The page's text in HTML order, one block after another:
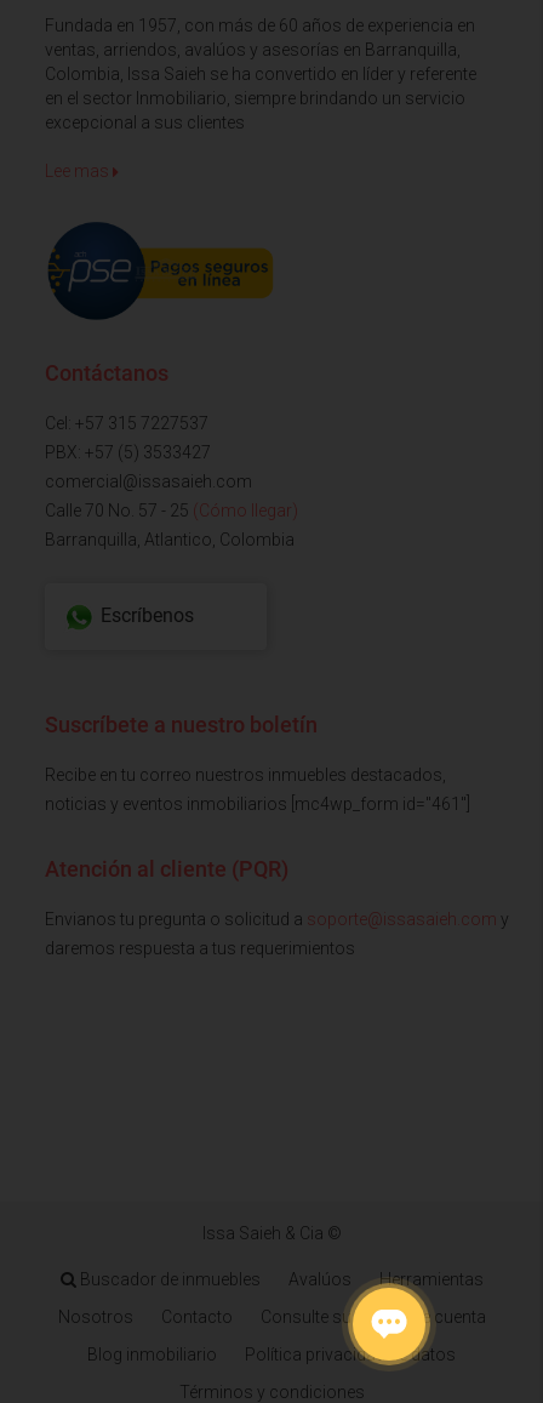
Fundada en 1957, con más de 60 años de experiencia en
ventas, arriendos, avalúos y asesorías en Barranquilla,
Colombia, Issa Saieh se ha convertido en líder y referente
en el sector Inmobiliario, siempre brindando un servicio
excepcional a sus clientes
Lee mas
Contáctanos
Cel: +57 315 7227537
PBX: +57 (5) 3533427
comercial@issasaieh.com
Calle 70 No. 57 - 25 (Cómo llegar)
Barranquilla, Atlantico, Colombia
Escríbenos
Suscríbete a nuestro boletín
Recibe en tu correo nuestros inmuebles destacados,
noticias y eventos inmobiliarios [mc4wp_form id="461"]
Atención al cliente (PQR)
Envianos tu pregunta o solicitud a soporte@issasaieh.com y
daremos respuesta a tus requerimientos
Issa Saieh & Cia ©
Buscador de inmuebles Avalúos
Herramientas
Nosotros
Contacto
Consulte su estado de cuenta
Blog inmobiliario
Política privacidad de datos
Términos y condiciones